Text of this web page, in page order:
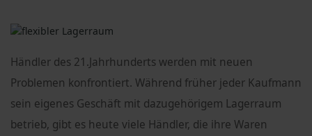
Händler des 21.Jahrhunderts werden mit neuen
Problemen konfrontiert. Während früher jeder Kaufmann
sein eigenes Geschäft mit dazugehörigem Lagerraum
betrieb, gibt es heute viele Händler, die ihre Waren